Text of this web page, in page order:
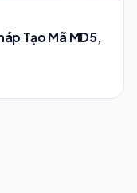
Tạo Mã MD5,